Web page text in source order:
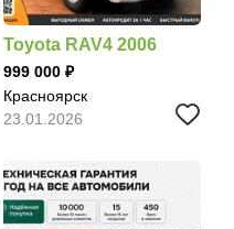
Toyota RAV4 2006
999 000
Красноярск
23.01.2026